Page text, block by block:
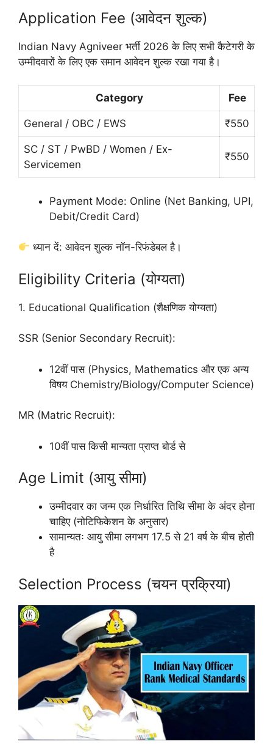
Application Fee (आवेदन शुल्क)
Indian Navy Agniveer भर्ती 2026 के लिए सभी कैटेगरी के
उम्मीदवारों के लिए एक समान आवेदन शुल्क रखा गया है।
Category Fee
General / OBC / EWS ₹550
SC / ST / PwBD / Women / Ex-
Servicemen
₹550
Payment Mode: Online (Net Banking, UPI,
Debit/Credit Card)
ध्यान दें: आवेदन शुल्क नॉन-रिफंडेबल है।
Eligibility Criteria (योग्यता)
1. Educational Qualification (शैक्षणिक योग्यता)
SSR (Senior Secondary Recruit):
12वीं पास (Physics, Mathematics और एक अन्य
विषय Chemistry/Biology/Computer Science)
MR (Matric Recruit):
10वीं पास किसी मान्यता प्राप्त बोर्ड से
Age Limit (आयु सीमा)
उम्मीदवार का जन्म एक निर्धारित तिथि सीमा के अंदर होना
चाहिए (नोटिफिकेशन के अनुसार)
सामान्यतः आयु सीमा लगभग 17.5 से 21 वर्ष के बीच होती
है
Selection Process (चयन प्रक्रिया)